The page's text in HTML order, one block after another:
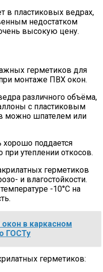
в пластиковых ведрах,
недостатком
высокую цену.
герметиков для
монтаже ПВХ окон.
различного объёма,
с пластиковым
можно шпателем или
поддается
утеплении откосов.
герметиков
и влагостойкости.
-10°С на
окон в каркасном
ГОСТу
герметиков: